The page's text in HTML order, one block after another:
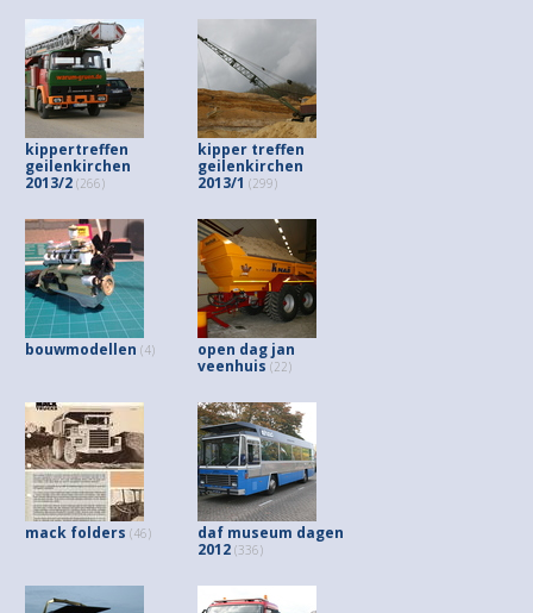
kippertreffen
geilenkirchen
2013/2 (266)
kipper treffen
geilenkirchen
2013/1 (299)
bouwmodellen (4)
open dag jan
veenhuis (22)
mack folders (46)
daf museum dagen
2012 (336)